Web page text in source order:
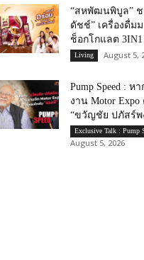
“สหพัฒนพิบูล” ช
ดัชช์” เครื่องดื่ม
ช็อกโกแลต 3IN1
Living August 5,
Pump Speed : ห
งาน Motor
“ขวัญชัย ปภัสร์พ
Exclusive Talk : Pump
August 5, 2026